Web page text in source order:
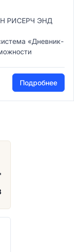
РИСЕРЧ ЭНД
«Дневник-
Подробнее